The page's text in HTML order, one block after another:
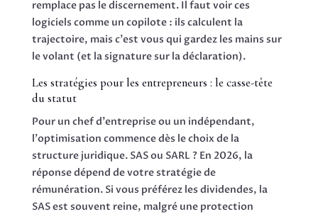
remplace pas le discernement. Il faut voir ces
logiciels comme un copilote : ils calculent la
trajectoire, mais c'est vous qui gardez les mains sur
le volant (et la signature sur la déclaration).
Les stratégies pour les entrepreneurs : le casse-tête
du statut
Pour un chef d'entreprise ou un indépendant,
l'optimisation commence dès le choix de la
structure juridique. SAS ou SARL ? En 2026, la
réponse dépend de votre stratégie de
rémunération. Si vous préférez les dividendes, la
SAS est souvent reine, malgré une protection